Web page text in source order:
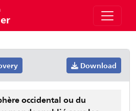
Download
occidental ou du